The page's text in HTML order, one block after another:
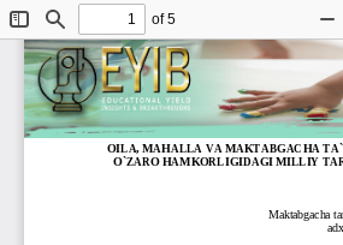
Toggle
Sidebar
Find
of 5
MAKTABGACHA TA’LIMDA MILLIY
OILA, MAHALLA VA MAKTABGACHA
O`ZARO HAMKORLIGIDAGI MILLIY
Maktabgacha